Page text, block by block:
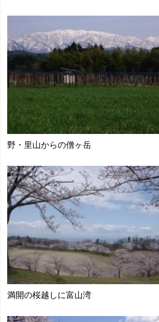
野・里山からの僧ヶ岳
満開の桜越しに富山湾